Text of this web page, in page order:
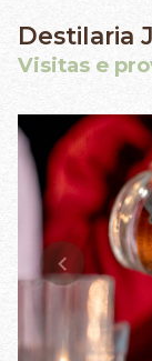
Destilaria
Visitas e